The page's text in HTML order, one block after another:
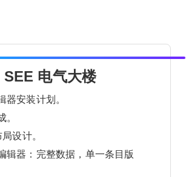
SEE 电气大楼
器安装计划。
。
设计。
辑器：完整数据，单一条目版